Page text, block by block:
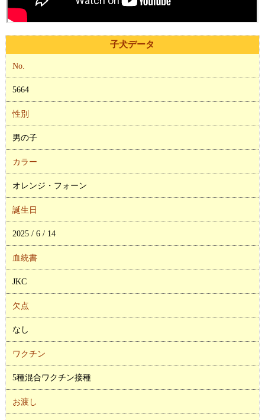
子犬データ
No.
5664
性別
男の子
カラー
オレンジ・フォーン
誕生日
2025 / 6 / 14
血統書
JKC
欠点
なし
ワクチン
5種混合ワクチン接種
お渡し